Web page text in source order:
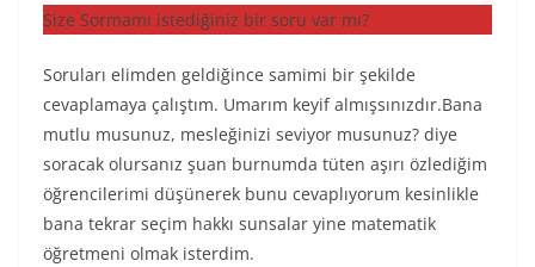
Size Sormamı istediğiniz bir soru var mı?
Soruları elimden geldiğince samimi bir şekilde
cevaplamaya çalıştım. Umarım keyif almışsınızdır.Bana
mutlu musunuz, mesleğinizi seviyor musunuz? diye
soracak olursanız şuan burnumda tüten aşırı özlediğim
öğrencilerimi düşünerek bunu cevaplıyorum kesinlikle
bana tekrar seçim hakkı sunsalar yine matematik
öğretmeni olmak isterdim.